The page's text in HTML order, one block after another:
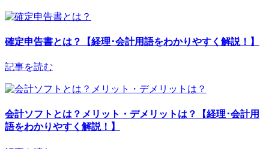
確定申告書とは？【経理･会計用語をわかりやすく解説！】
記事を読む
会計ソフトとは？メリット・デメリットは？【経理･会計用
語をわかりやすく解説！】